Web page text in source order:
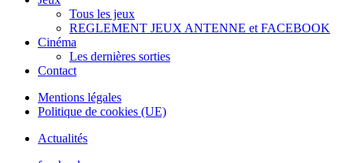
Tous les jeux
REGLEMENT JEUX ANTENNE et FACEBOOK
Cinéma
Les dernières sorties
Contact
Mentions légales
Politique de cookies (UE)
Actualités